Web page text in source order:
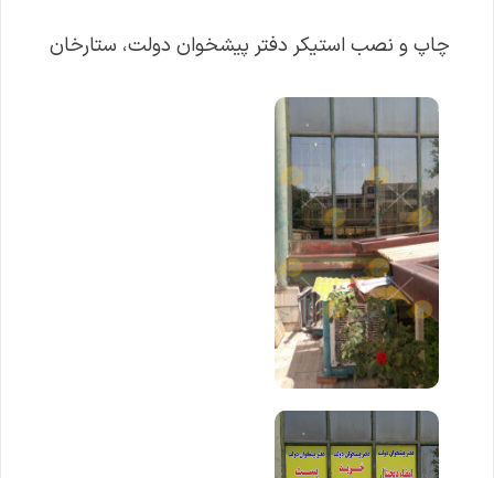
چاپ و نصب استیکر دفتر پیشخوان دولت، ستارخان